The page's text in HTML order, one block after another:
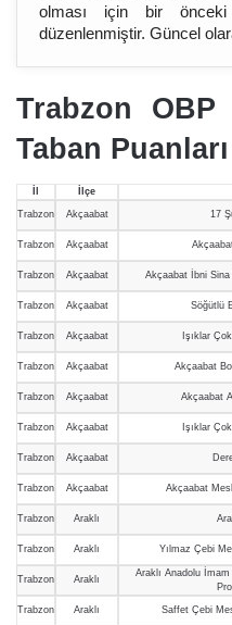
olması için bir önceki
düzenlenmiştir. Güncel
Trabzon
Taban Puanları
İlçe
Trabzon Akçaabat 17
Trabzon Akçaabat
Trabzon Akçaabat Akçaabat İbni
Trabzon Akçaabat Söğütlü
Trabzon Akçaabat Işıklar
Trabzon Akçaabat Akçaabat
Trabzon Akçaabat Akçaabat
Trabzon Akçaabat Işıklar
Trabzon Akçaabat
Trabzon Akçaabat Akçaabat
Trabzon Araklı
Trabzon Araklı Yılmaz Çebi
Trabzon Araklı
Araklı Anadolu
Trabzon Araklı Saffet Çebi